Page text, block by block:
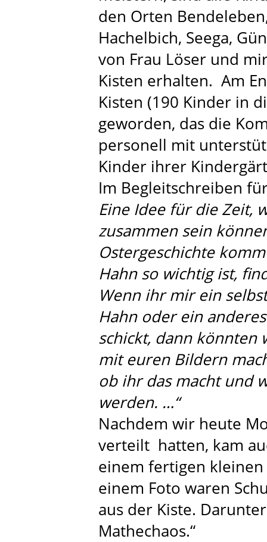
den Orten
Hachelbich, Seega,
von Frau Löser und
Kisten erhalten. Am
Kisten (190 Kinder in
geworden, das die
personell mit
Kinder ihrer
Im Begleitschreiben
Eine Idee für die Zeit,
zusammen sein
Ostergeschichte
Hahn so wichtig ist,
Wenn ihr mir ein
Hahn oder ein
schickt, dann könnten
mit euren Bildern
ob ihr das macht und
werden. …“
Nachdem wir heute
verteilt hatten, kam
einem fertigen
einem Foto waren
aus der Kiste.
Mathechaos.“